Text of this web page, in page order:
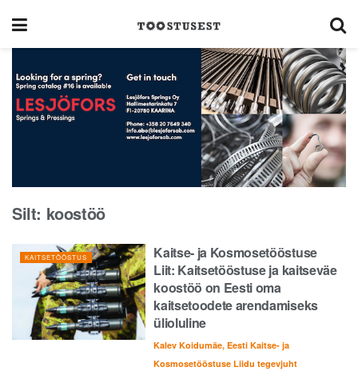
Silt: koostöö
KAITSETÖÖSTUS
Kaitse- ja Kosmosetööstuse
Liit: Kaitsetööstuse ja kaitseväe
koostöö on Eesti oma
kaitsetoodete arendamiseks
ülioluline
Kalev Koidumäe, Eesti Kaitse- ja
Kosmosetööstuse Liidu tegevjuht